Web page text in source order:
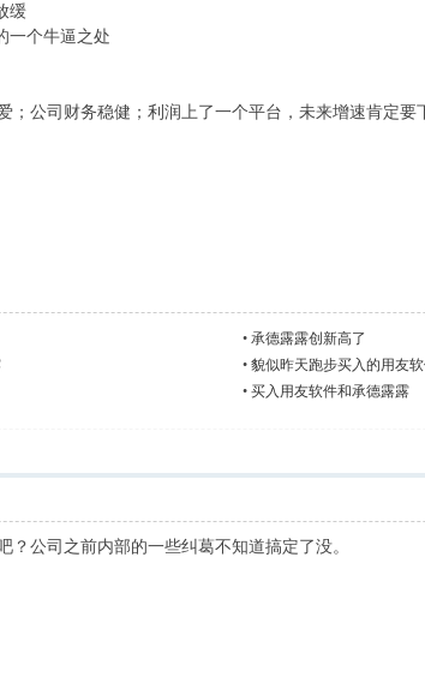
缓
一个牛逼之处
公司财务稳健；利润上了一个平台，未来增速肯定要
• 承德露露创新高了
• 貌似昨天跑步买入的用友
• 买入用友软件和承德露露
公司之前内部的一些纠葛不知道搞定了没。